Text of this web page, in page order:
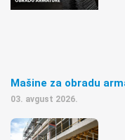
Mašine za obradu
03. avgust 2026.